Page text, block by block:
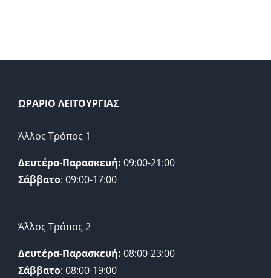
ΩΡΑΡΙΟ ΛΕΙΤΟΥΡΓΙΑΣ
Άλλος Τρόπος 1
Δευτέρα-Παρασκευή: 09:00-21:00
Σάββατο: 09:00-17:00
Άλλος Τρόπος 2
Δευτέρα-Παρασκευή: 08:00-23:00
Σάββατο: 08:00-19:00